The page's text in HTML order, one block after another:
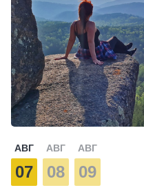
АВГ
07
АВГ
08
АВГ
09